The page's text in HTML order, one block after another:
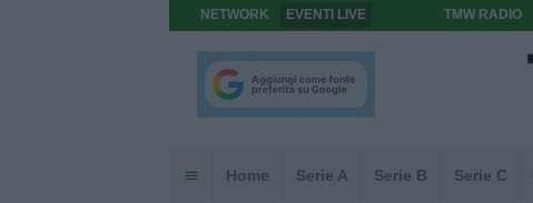
NETWORK EVENTI LIVE TMW RADIO
Home Serie A Serie B Serie C